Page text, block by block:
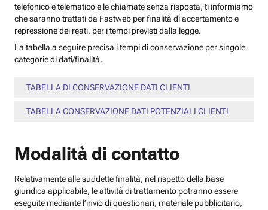
telefonico e telematico e le chiamate senza risposta, ti informiamo
che saranno trattati da Fastweb per finalità di accertamento e
repressione dei reati, per i tempi previsti dalla legge.
La tabella a seguire precisa i tempi di conservazione per singole
categorie di dati/finalità.
TABELLA DI CONSERVAZIONE DATI CLIENTI
TABELLA CONSERVAZIONE DATI POTENZIALI CLIENTI
Modalità di contatto
Relativamente alle suddette finalità, nel rispetto della base
giuridica applicabile, le attività di trattamento potranno essere
eseguite mediante l’invio di questionari, materiale pubblicitario,